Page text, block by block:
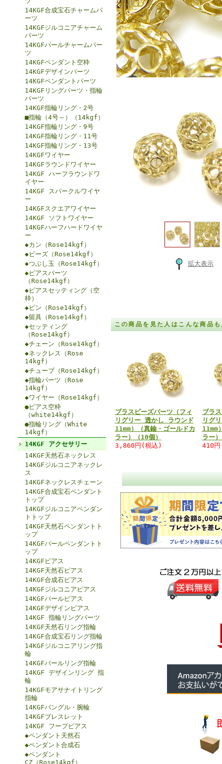
14KGF合成宝石チャームパ
ーツ
14KGFジルコニアチャーム
パーツ
14KGFパールチャームパー
ツ
14KGFペンダント空枠
14KGFデザインパーツ
14KGFペンダントパーツ
14KGFリングパーツ・指輪
パーツ
14KGF指輪リング・2号
■指輪（4号～）（14kgf）
14KGF指輪リング・9号
14KGF指輪リング・11号
14KGF指輪リング・13号
14KGFワイヤー
14KGFラウンドワイヤー
14KGF ハーフラウンドワ
イヤー
14KGF スパークルワイヤ
ー
14KGFスクエアワイヤー
14KGF ソフトワイヤー
14KGFハーフハードワイヤ
ー
◆カン（Rose14kgf）
◆ビーズ（Rose14kgf）
◆つぶし玉（Rose14kgf）
◆ピアスパーツ
（Rose14kgf）
◆ピアスセッティング（空
枠）
◆ピン（Rose14kgf）
◆留具（Rose14kgf）
◆セッティング
（Rose14kgf）
◆チェーン（Rose14kgf）
◆ネックレス（Rose
14kgf）
◆チューブ（Rose14kgf）
◆指輪パーツ（Rose
14kgf）
◆ワイヤー（Rose14kgf）
●ピアス空枠
（white14kgf）
●指輪リング（White
14kgf）
14KGF アクセサリー
14KGF天然石ネックレス
14KGFジルコニアネックレ
ス
14KGFネックレスチェーン
14KGF合成宝石ペンダント
トップ
14KGFジルコニアペンダン
トトップ
14KGF天然石ペンダントト
ップ
14KGFパールペンダントト
ップ
14KGFピアス
14KGF天然石ピアス
14KGF合成石ピアス
14KGFジルコニアピアス
14KGFパールピアス
14KGFデザインピアス
14KGF 指輪リングパーツ
14KGF天然石リング指輪
14KGF合成宝石リング指輪
14KGFジルコニアリング指
輪
14KGFパールリング指輪
14KGF デザインリング 指
輪
14KGFモアサナイトリング
指輪
14KGFバングル・腕輪
14KGFブレスレット
14KGF フープピアス
◆ペンダント天然石
◆ペンダント合成石
◆ペンダント
CZ（Rose14kgf）
拡大表示
この商品を見た人はこんな商品
ブラスビーズパーツ（フィ
リグリー 透かし ラウンド
11mm）（真鍮・ゴールドカ
ラー）（10個）
3,860円(税込)
ブラ
リグ
11mm
ラー
410